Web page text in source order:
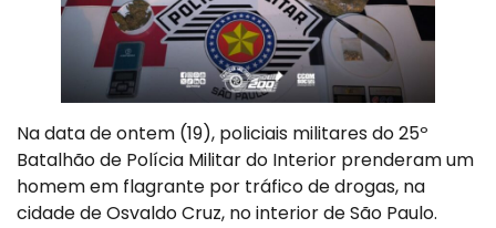
Na data de ontem (19), policiais militares do 25º
Batalhão de Polícia Militar do Interior prenderam um
homem em flagrante por tráfico de drogas, na
cidade de Osvaldo Cruz, no interior de São Paulo.